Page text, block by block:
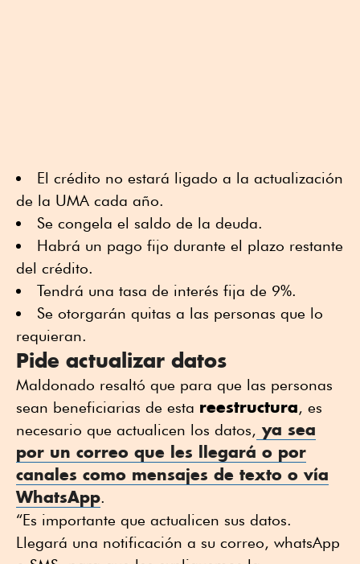
El crédito no estará ligado a la actualización
de la UMA cada año.
Se congela el saldo de la deuda.
Habrá un pago fijo durante el plazo restante
del crédito.
Tendrá una tasa de interés fija de 9%.
Se otorgarán quitas a las personas que lo
requieran.
Pide actualizar datos
Maldonado resaltó que para que las personas
sean beneficiarias de esta reestructura, es
necesario que actualicen los datos, ya sea
por un correo que les llegará o por
canales como mensajes de texto o vía
WhatsApp.
“Es importante que actualicen sus datos.
Llegará una notificación a su correo, whatsApp